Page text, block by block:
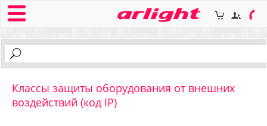
Классы защиты оборудования от внешних
воздействий (код IP)